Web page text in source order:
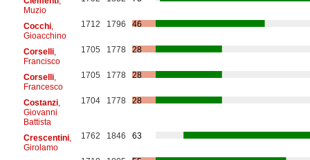
Muzio
Cocchi,
Gioacchino
1712 1796 46
Corselli,
Francisco
1705 1778 28
Corselli,
Francesco
1705 1778 28
Costanzi,
Giovanni
Battista
1704 1778 28
Crescentini,
Girolamo
1762 1846 63